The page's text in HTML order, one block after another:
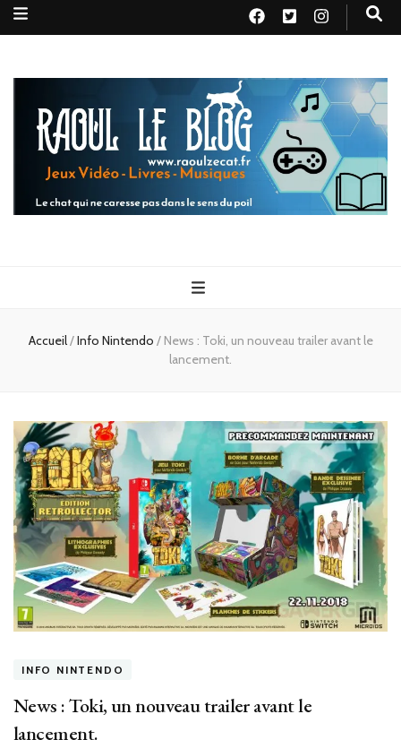
Raoul le
blog
Accueil/Info Nintendo / News : Toki, un nouveau trailer avant le
lancement.
INFO NINTENDO
News : Toki, un nouveau trailer avant le
lancement.